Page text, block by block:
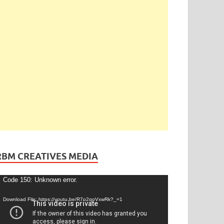
CREATIVES MEDIA
Code 150: Unknown error.
Download File: https://youtu.be/R7o2qoVxwRk?_=1